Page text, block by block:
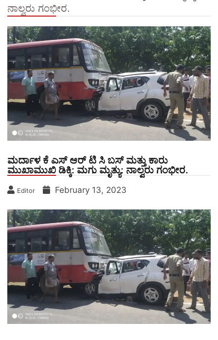
ನಾಲ್ವರು ಗಂಭೀರ.
ಮರ್ದಾಳ ಕೆ ಎಸ್ ಆರ್ ಟಿ ಸಿ ಬಸ್ ಮತ್ತು ಕಾರು
ಮುಖಾಮುಖಿ ಡಿಕ್ಕಿ: ಮಗು ಮೃತ್ಯು: ನಾಲ್ವರು ಗಂಭೀರ.
Editor February 13, 2023